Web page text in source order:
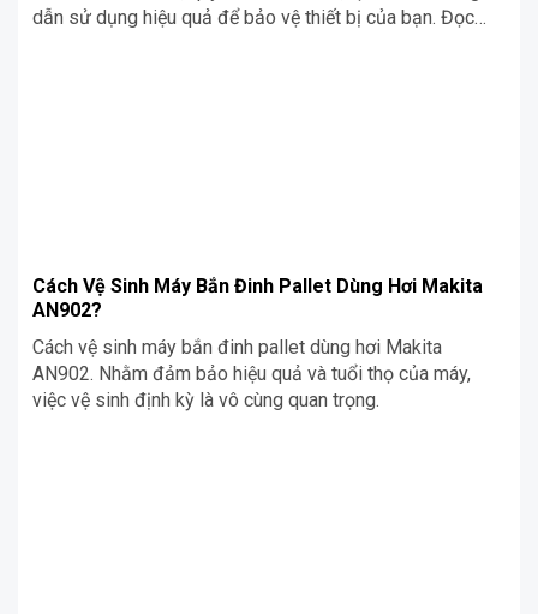
dẫn sử dụng hiệu quả để bảo vệ thiết bị của bạn. Đọc
Cách Vệ Sinh Máy Bắn Đinh Pallet Dùng Hơi Makita
AN902?
Cách vệ sinh máy bắn đinh pallet dùng hơi Makita
AN902. Nhằm đảm bảo hiệu quả và tuổi thọ của máy,
việc vệ sinh định kỳ là vô cùng quan trọng.